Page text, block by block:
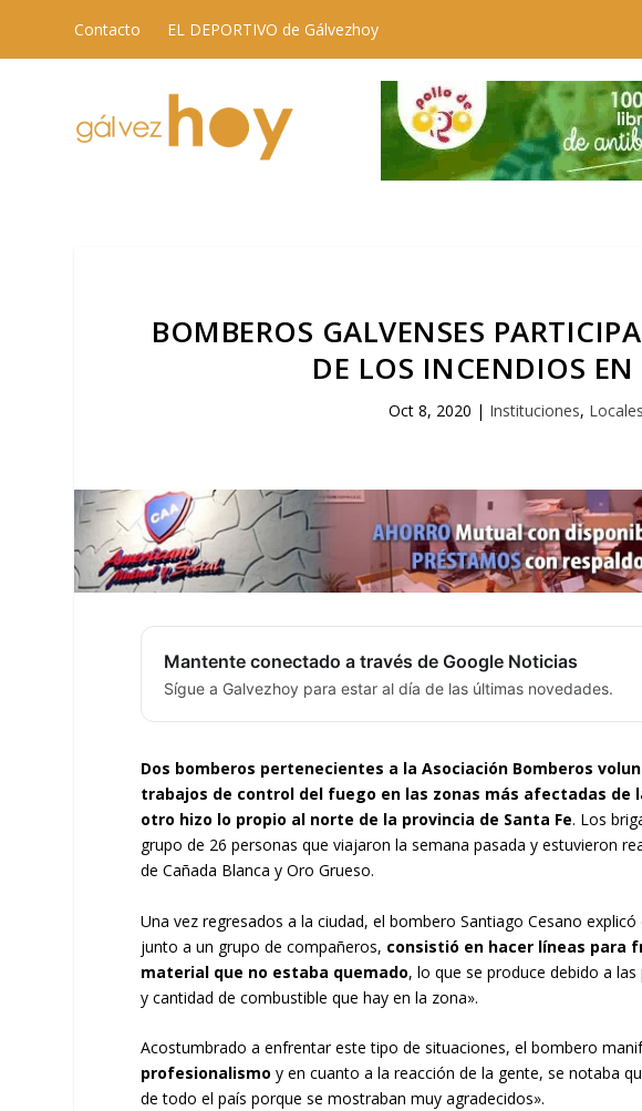
Contacto EL DEPORTIVO de Gálvezhoy
BOMBEROS GALVENSES
DE LOS INCENDIOS
Oct 8, 2020 | Instituciones, Locales
Mantente conectado a través de Google Noticias
Sígue a Galvezhoy para estar al día de las últimas novedades.
Dos bomberos pertenecientes a la Asociación Bomberos
trabajos de control del fuego en las zonas más afectadas de
otro hizo lo propio al norte de la provincia de Santa Fe. Los
grupo de 26 personas que viajaron la semana pasada y estuvieron
de Cañada Blanca y Oro Grueso.
Una vez regresados a la ciudad, el bombero Santiago Cesano
junto a un grupo de compañeros, consistió en hacer líneas para
material que no estaba quemado, lo que se produce debido a
y cantidad de combustible que hay en la zona».
Acostumbrado a enfrentar este tipo de situaciones, el bombero
profesionalismo y en cuanto a la reacción de la gente, se notaba
de todo el país porque se mostraban muy agradecidos».